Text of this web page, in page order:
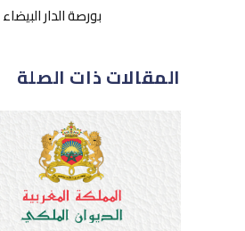
بورصة الدار البيضاء في 2023 …
المقالاتذات الصلة